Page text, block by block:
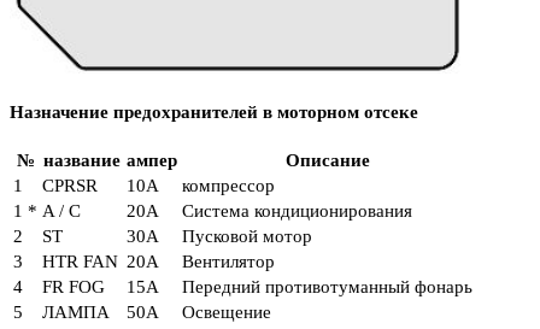
Назначение предохранителей в моторном отсеке
№ название ампер
Описание
1
CPRSR 10А
компрессор
1 * A / C 20А
Система кондиционирования
2
ST 30А
Пусковой мотор
3
HTR FAN 20А
Вентилятор
4
FR FOG 15А
Передний противотуманный фонарь
5
ЛАМПА 50А
Освещение